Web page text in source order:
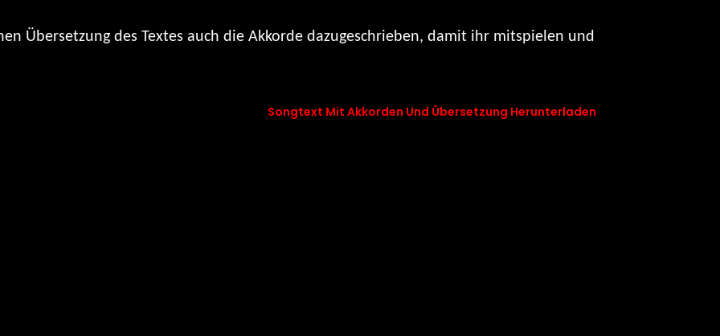
Übersetzung des Textes auch die Akkorde dazugeschrieben, damit ihr mitspielen und
Songtext Mit Akkorden Und Übersetzung Herunterladen